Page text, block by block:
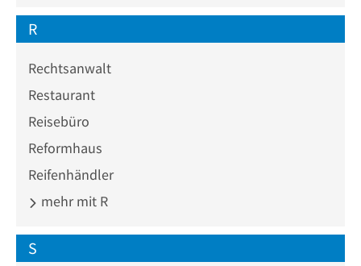
R
Rechtsanwalt
Restaurant
Reisebüro
Reformhaus
Reifenhändler
mehr mit R
S